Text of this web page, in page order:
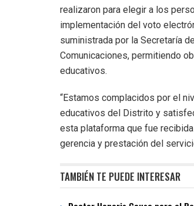
realizaron para elegir a los
implementación del voto
suministrada por la Secretaría
Comunicaciones, permitiendo
educativos.
“Estamos complacidos por el
educativos del Distrito y
esta plataforma que fue
gerencia y prestación del
TAMBIÉN TE PUEDE INTERESAR